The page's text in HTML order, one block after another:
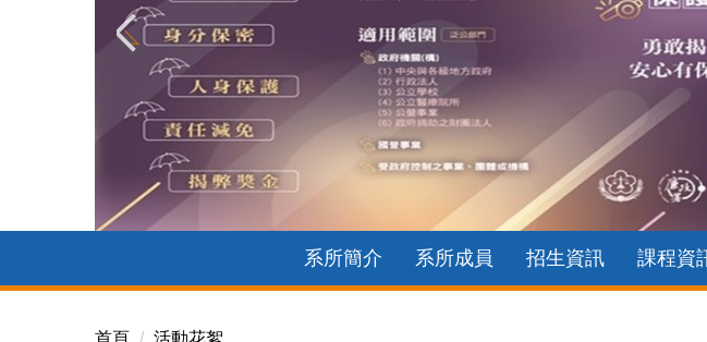
115年度公益揭弊者保護法宣導
系所簡介 系所成員 招生資訊 課程資